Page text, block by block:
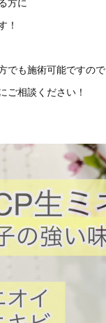
！
でも施術可能ですので
ご相談ください！